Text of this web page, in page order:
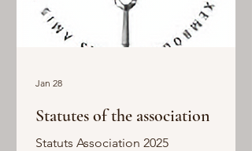
Statutes of the association
Statuts Association 2025
Jan 28